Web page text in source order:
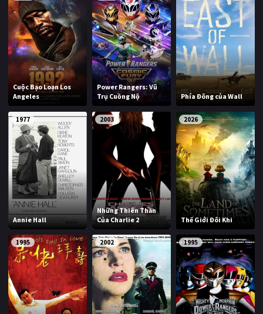
Cuộc Bạo Loạn Los
Angeles
Power Rangers: Vũ
Trụ Cuồng Nộ
Phía Đông của Wall
1977
Annie Hall
2003
Những Thiên Thần
Của Charlie 2
2026
Thế Giới Đôi Khi
1995 2002 1995